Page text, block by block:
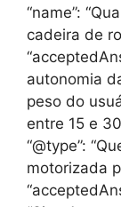
“name”:
cadeira de
autonomia
peso do
entre 15 e
“@type”:
motorizada